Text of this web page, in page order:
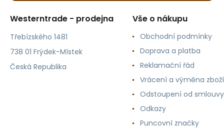
Westerntrade - prodejna
Třebízského 1481
738 01 Frýdek-Místek
Česká Republika
Vše o nákupu
Obchodní podmínky
Doprava a platba
Reklamační řád
Vrácení a výměna zboží
Odstoupení od smlouvy
Odkazy
Puncovní značky